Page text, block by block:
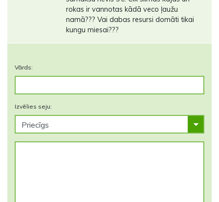
rokas ir vannotas kādā veco ļaužu
namā??? Vai dabas resursi domāti tikai
kungu miesai???
Vārds:
Izvēlies seju: